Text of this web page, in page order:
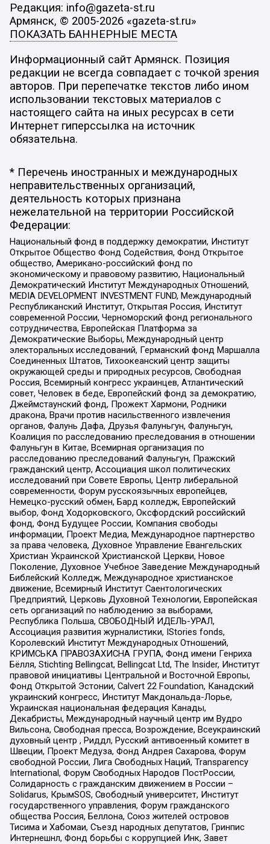
Редакция: info@gazeta-st.ru
Армянск, © 2005-2026 «gazeta-st.ru»
ПОКАЗАТЬ БАННЕРНЫЕ МЕСТА
Информационный сайт Армянск. Позиция
редакции не всегда совпадает с точкой зрения
авторов. При перепечатке текстов либо ином
использовании текстовых материалов с
настоящего сайта на иных ресурсах в сети
Интернет гиперссылка на источник
обязательна.
* Перечень иностранных и международных
неправительственных организаций,
деятельность которых признана
нежелательной на территории Российской
Федерации:
Национальный фонд в поддержку демократии, Институт
Открытое Общество Фонд Содействия, Фонд Открытое
общество, Американо-российский фонд по
экономическому и правовому развитию, Национальный
Демократический Институт Международных Отношений,
MEDIA DEVELOPMENT INVESTMENT FUND, Международный
Республиканский Институт, Открытая Россия, Институт
современной России, Черноморский фонд регионального
сотрудничества, Европейская Платформа за
Демократические Выборы, Международный центр
электоральных исследований, Германский фонд Маршалла
Соединенных Штатов, Тихоокеанский центр защиты
окружающей среды и природных ресурсов, Свободная
Россия, Всемирный конгресс украинцев, Атлантический
совет, Человек в беде, Европейский фонд за демократию,
Джеймстаунский фонд, Прожект Хармони, Родники
дракона, Врачи против насильственного извлечения
органов, Фалунь Дафа, Друзья Фалуньгун, Фалуньгун,
Коалиция по расследованию преследования в отношении
Фалуньгун в Китае, Всемирная организация по
расследованию преследований Фалуньгун, Пражский
гражданский центр, Ассоциация школ политических
исследований при Совете Европы, Центр либеральной
современности, Форум русскоязычных европейцев,
Немецко-русский обмен, Бард колледж, Европейский
выбор, Фонд Ходорковского, Оксфордский российский
фонд, Фонд Будущее России, Компания свободы
информации, Проект Медиа, Международное партнерство
за права человека, Духовное Управление Евангельских
Христиан Украинской Христианской Церкви, Новое
Поколение, Духовное Учебное Заведение Международный
Библейский Колледж, Международное христианское
движение, Всемирный Институт Саентологических
Предприятий, Церковь Духовной Технологии, Европейская
сеть организаций по наблюдению за выборами,
Республика Польша, СВОБОДНЫЙ ИДЕЛЬ-УРАЛ,
Ассоциация развития журналистики, IStories fonds,
Королевский Институт Международных Отношений,
КРИМСЬКА ПРАВОЗАХИСНА ГРУПА, Фонд имени Генриха
Бёлля, Stichting Bellingcat, Bellingcat Ltd, The Insider, Институт
правовой инициативы Центральной и Восточной Европы,
Фонд Открытой Эстонии, Calvert 22 Foundation, Канадский
украинский конгресс, Институт Макдональда-Лорье,
Украинская национальная федерация Канады,
Декабристы, Международный научный центр им Вудро
Вильсона, Свободная пресса, Возрождение, Всеукраинский
духовный центр , Риддл, Русский антивоенный комитет в
Швеции, Проект Медуза, Фонд Андрея Сахарова, Форум
свободной России, Лига Свободных Наций, Transparеncy
International, Форум Свободных Народов ПостРоссии,
Солидарность с гражданским движением в России –
Solidarus, КрымSOS, Свободный университет, Институт
государственного управления, Форум гражданского
общества Россия, Беллона, Союз жителей островов
Тисима и Хабомаи, Съезд народных депутатов, Гринпис
Интернешнл, Фонд борьбы с коррупцией Инк, Завет